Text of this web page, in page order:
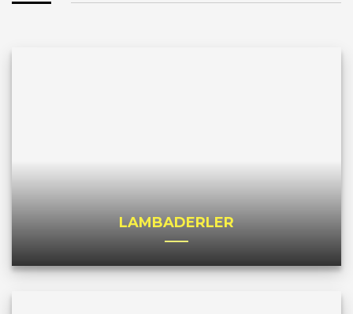
LAMBADERLER